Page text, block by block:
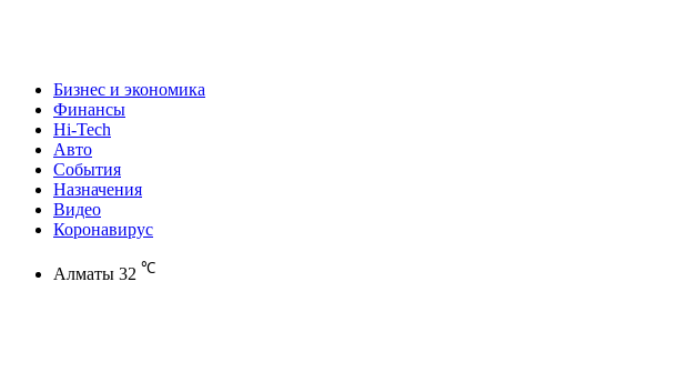
Бизнес и экономика
Финансы
Hi-Tech
Авто
События
Назначения
Видео
Коронавирус
Алматы 32 ℃